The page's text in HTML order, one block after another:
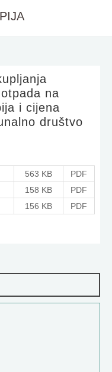
na
i cijena
društvo
563 KB
PDF
158 KB
PDF
156 KB PDF